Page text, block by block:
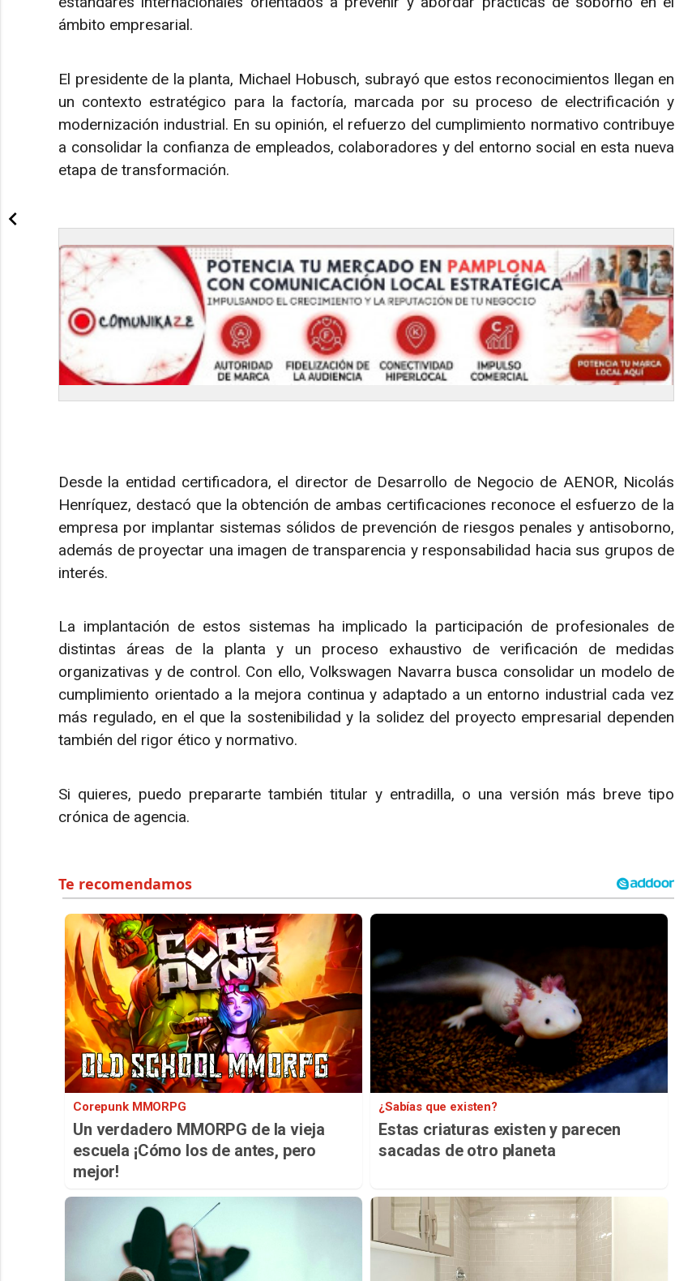
ámbito empresarial.
El presidente de la planta, Michael Hobusch, subrayó que estos reconocimientos llegan en
un contexto estratégico para la factoría, marcada por su proceso de electrificación y
modernización industrial. En su opinión, el refuerzo del cumplimiento normativo contribuye
a consolidar la confianza de empleados, colaboradores y del entorno social en esta nueva
etapa de transformación.
Desde la entidad certificadora, el director de Desarrollo de Negocio de AENOR, Nicolás
Henríquez, destacó que la obtención de ambas certificaciones reconoce el esfuerzo de la
empresa por implantar sistemas sólidos de prevención de riesgos penales y antisoborno,
además de proyectar una imagen de transparencia y responsabilidad hacia sus grupos de
interés.
La implantación de estos sistemas ha implicado la participación de profesionales de
distintas áreas de la planta y un proceso exhaustivo de verificación de medidas
organizativas y de control. Con ello, Volkswagen Navarra busca consolidar un modelo de
cumplimiento orientado a la mejora continua y adaptado a un entorno industrial cada vez
más regulado, en el que la sostenibilidad y la solidez del proyecto empresarial dependen
también del rigor ético y normativo.
Si quieres, puedo prepararte también titular y entradilla, o una versión más breve tipo
crónica de agencia.
Corepunk MMORPG
Un verdadero MMORPG de la vieja
escuela ¡Cómo los de antes, pero
mejor!
¿Sabías que existen?
Estas criaturas existen y parecen
sacadas de otro planeta